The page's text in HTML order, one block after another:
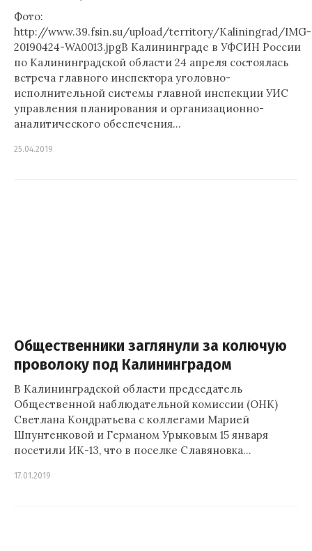
Фото:
http://www.39.fsin.su/upload/territory/Kaliningrad/IMG-
20190424-WA0013.jpgВ Калининграде в УФСИН России
по Калининградской области 24 апреля состоялась
встреча главного инспектора уголовно-
исполнительной системы главной инспекции УИС
управления планирования и организационно-
аналитического обеспечения…
25.04.2019
Общественники заглянули за колючую
проволоку под Калининградом
В Калининградской области председатель
Общественной наблюдательной комиссии (ОНК)
Светлана Кондратьева с коллегами Марией
Шпунтенковой и Германом Урыковым 15 января
посетили ИК-13, что в поселке Славяновка…
17.01.2019